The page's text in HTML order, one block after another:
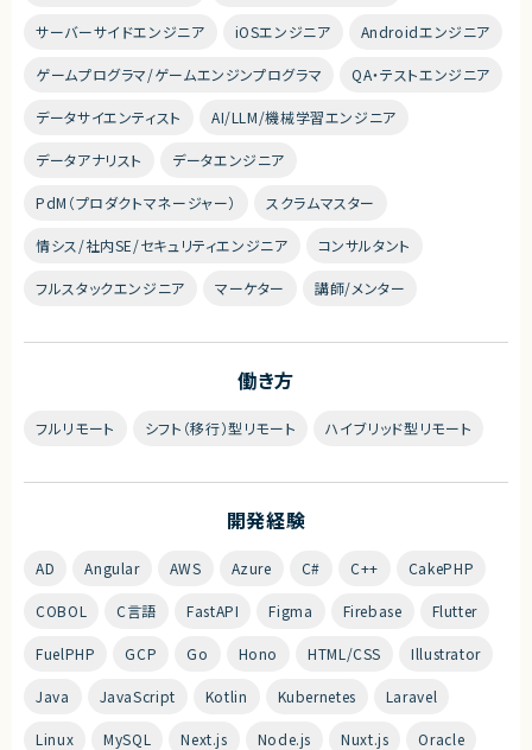
サーバーサイドエンジニア iOSエンジニア Androidエンジニア
ゲームプログラマ/ゲームエンジンプログラマ QA・テストエンジニア
データサイエンティスト AI/LLM/機械学習エンジニア
データアナリスト データエンジニア
PdM（プロダクトマネージャー） スクラムマスター
情シス/社内SE/セキュリティエンジニア コンサルタント
フルスタックエンジニア マーケター 講師/メンター
働き方
フルリモート シフト（移行）型リモート ハイブリッド型リモート
開発経験
AD Angular AWS Azure C# C++ CakePHP
COBOL C言語 FastAPI Figma Firebase Flutter
FuelPHP GCP Go Hono HTML/CSS Illustrator
Java JavaScript Kotlin Kubernetes Laravel
Linux MySQL Next.js Node.js Nuxt.js Oracle